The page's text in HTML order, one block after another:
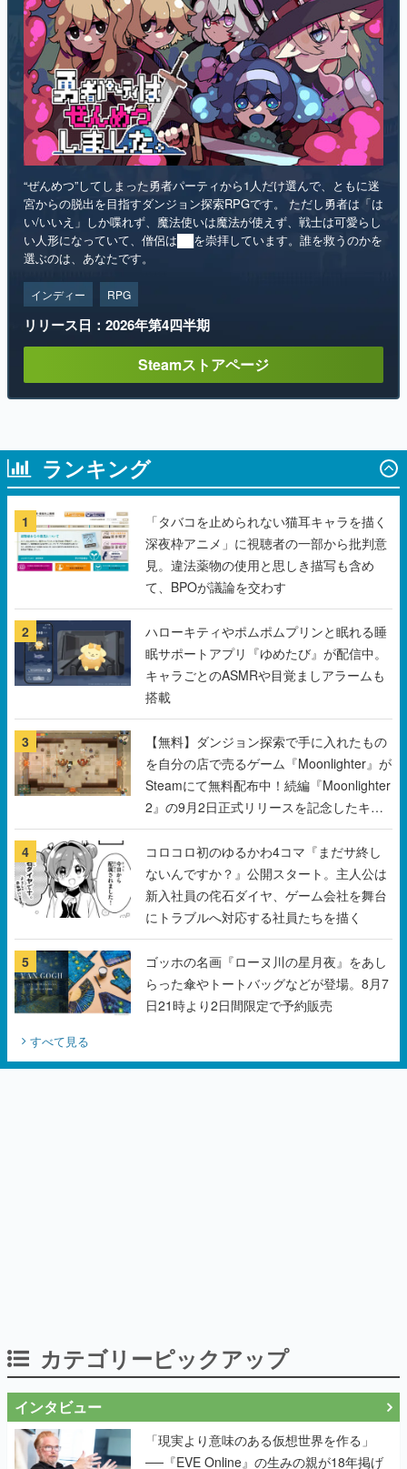
電ファミニコゲーマーとは？
運営：株式会社マレ
“ぜんめつ”してしまった勇者パーティから1人だけ選んで、ともに迷
宮からの脱出を目指すダンジョン探索RPGです。 ただし勇者は「は
い/いいえ」しか喋れず、魔法使いは魔法が使えず、戦士は可愛らし
選ぶのは、あなたです。
インディー RPG
リリース日：2026年第4四半期
ランキング
1
「タバコを止められない猫耳キャラを描く
深夜枠アニメ」に視聴者の一部から批判意
見。違法薬物の使用と思しき描写も含め
て、BPOが議論を交わす
2
ハローキティやポムポムプリンと眠れる睡
眠サポートアプリ『ゆめたび』が配信中。
キャラごとのASMRや目覚ましアラームも
搭載
3
【無料】ダンジョン探索で手に入れたもの
を自分の店で売るゲーム『Moonlighter』が
Steamにて無料配布中！続編『Moonlighter
2』の9月2日正式リリースを記念したキャ
ンペーン
4
コロコロ初のゆるかわ4コマ『まだサ終し
ないんですか？』公開スタート。主人公は
新入社員の侘石ダイヤ、ゲーム会社を舞台
にトラブルへ対応する社員たちを描く
5
ゴッホの名画『ローヌ川の星月夜』をあし
らった傘やトートバッグなどが登場。8月7
日21時より2日間限定で予約販売
すべて見る
「現実より意味のある仮想世界を作る」
──『EVE Online』の生みの親が18年掲げ
く本気だった